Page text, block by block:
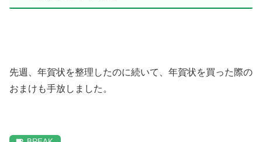
先週、年賀状を整理したのに続いて、年賀状を買った際の
おまけも手放しました。